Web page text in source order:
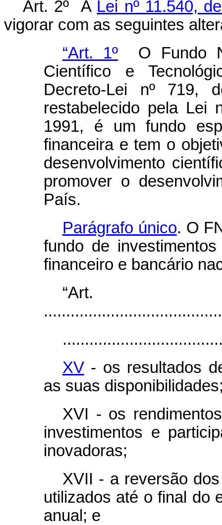
Art. 2º A Lei nº 11.540,
vigorar com as seguintes
“Art. 1º O Fundo
Científico e
Decreto-Lei nº
restabelecido pela Lei
1991, é um fundo
financeira e tem o
desenvolvimento
promover o
País.
Parágrafo único. O
fundo de
financeiro e bancário
XV- os resultados
as suas
XVI - os
investimentos e
inovadoras;
XVII - a reversão
utilizados até o final do
anual; e